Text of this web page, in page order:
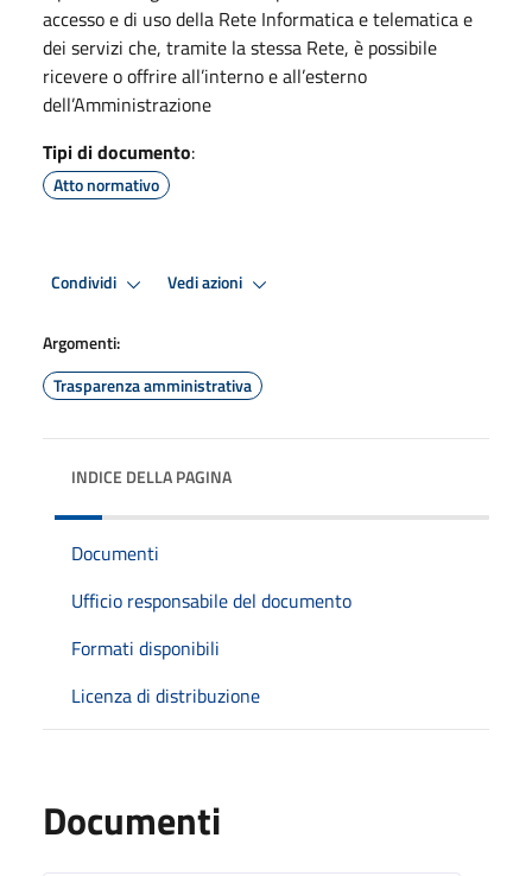
accesso e di uso della Rete Informatica e telematica e
dei servizi che, tramite la stessa Rete, è possibile
ricevere o offrire all’interno e all’esterno
dell’Amministrazione
Tipi di documento:
Atto normativo
Condividi Vedi azioni
Argomenti:
Trasparenza amministrativa
INDICE DELLA PAGINA
Documenti
Ufficio responsabile del documento
Formati disponibili
Licenza di distribuzione
Documenti